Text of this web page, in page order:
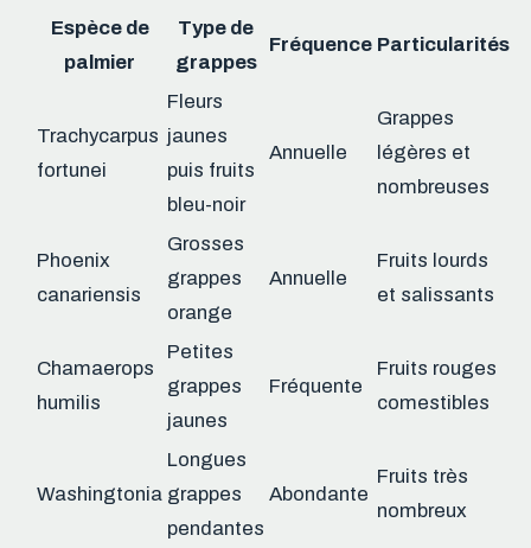
Espèce de
palmier
Type de
grappes
Fréquence Particularités
Trachycarpus
fortunei
Fleurs
jaunes
puis fruits
bleu-noir
Annuelle
Grappes
légères et
nombreuses
Phoenix
canariensis
Grosses
grappes
orange
Annuelle
Fruits lourds
et salissants
Chamaerops
humilis
Petites
grappes
jaunes
Fréquente
Fruits rouges
comestibles
Washingtonia
Longues
grappes
pendantes
Abondante
Fruits très
nombreux